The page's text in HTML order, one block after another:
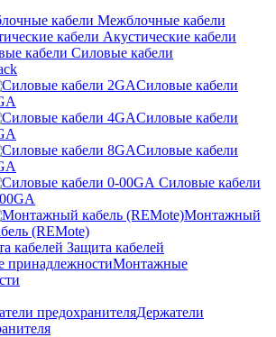
Межблочные кабели
Акустические кабели
Силовые кабели
Силовые кабели
Силовые кабели
Силовые кабели
Силовые кабели
Монтажный
(REMote)
Защита кабелей
Монтажные
Держатели